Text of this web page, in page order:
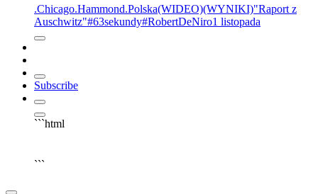
.Chicago.Hammond.Polska(WIDEO)(WYNIKI)"Raport z
Auschwitz"#63sekundy#RobertDeNiro1 listopada
Subscribe
```html
```